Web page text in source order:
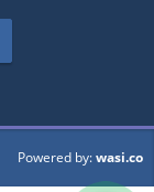
Powered by:wasi.co